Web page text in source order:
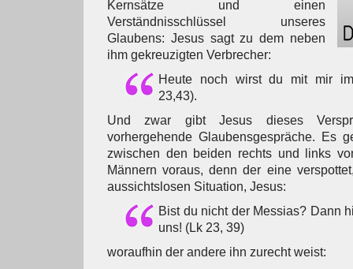
Kernsätze und einen
Verständnisschlüssel unseres
Glaubens: Jesus sagt zu dem neben
ihm gekreuzigten Verbrecher:
Heute noch wirst du mit mir
23,43).
Und zwar gibt Jesus dieses
vorhergehende Glaubensgespräche. Es
zwischen den beiden rechts und links
Männern voraus, denn der eine
aussichtslosen Situation, Jesus:
Bist du nicht der Messias? Dann
uns! (Lk 23, 39)
woraufhin der andere ihn zurecht weist: